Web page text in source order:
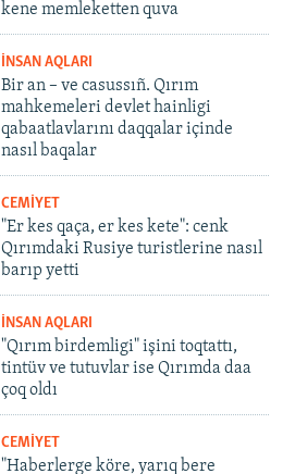
kene memleketten quva
İNSAN AQLARI
Bir an – ve casussıñ. Qırım
mahkemeleri devlet hainligi
qabaatlavlarını daqqalar içinde
nasıl baqalar
CEMİYET
"Er kes qaça, er kes kete": cenk
Qırımdaki Rusiye turistlerine nasıl
barıp yetti
İNSAN AQLARI
"Qırım birdemligi" işini toqtattı,
tintüv ve tutuvlar ise Qırımda daa
çoq oldı
CEMİYET
"Haberlerge köre, yarıq bere